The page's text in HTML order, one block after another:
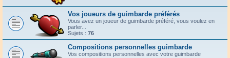
Vos joueurs de guimbarde préférés
Vous avez un joueur de guimbarde préféré, vous voulez en
parler...
Sujets : 76
Compositions personnelles guimbarde
Vos compositions personnelles avec votre guimbarde